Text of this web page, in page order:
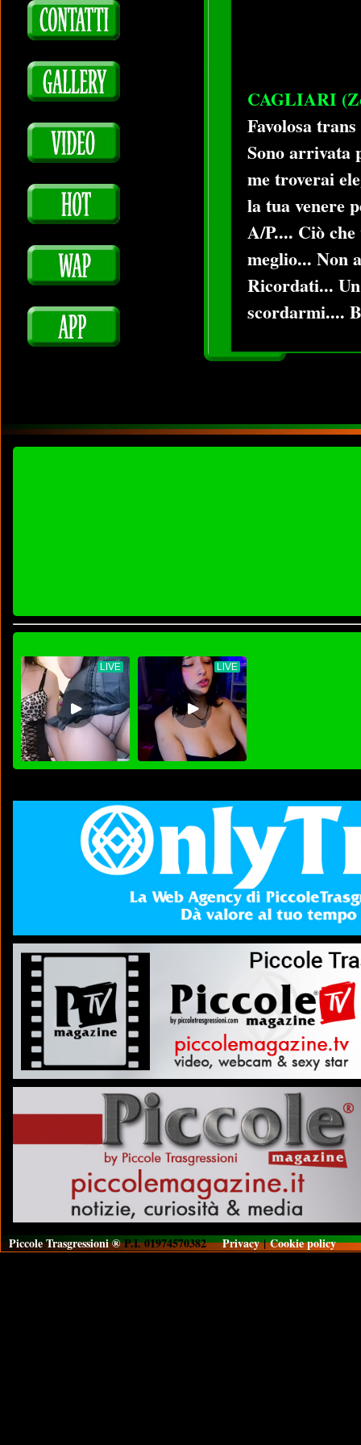
CAGLIARI
Favolosa
Sono arrivata
me troverai
la tua venere
A/P.... Ciò
meglio... Non
Ricordati...
scordarmi....
Piccole Trasgressioni ®P.I. 01974570382Privacy|Cookie policy